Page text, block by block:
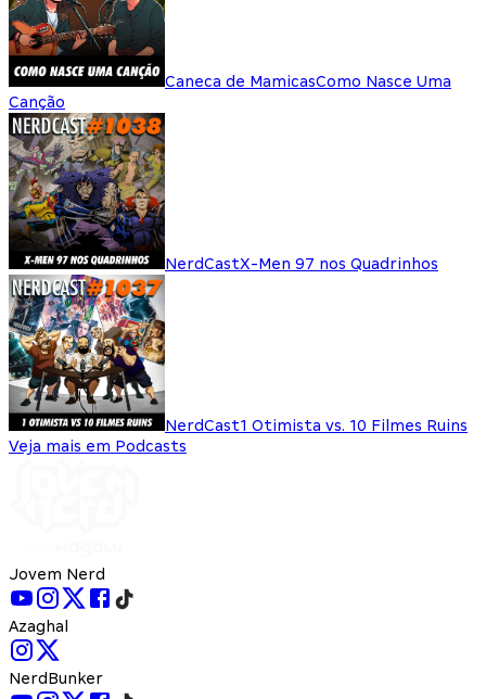
Caneca de MamicasComo Nasce Uma
Canção
NerdCastX-Men 97 nos Quadrinhos
NerdCast1 Otimista vs. 10 Filmes Ruins
Veja mais em Podcasts
Jovem Nerd
Azaghal
NerdBunker